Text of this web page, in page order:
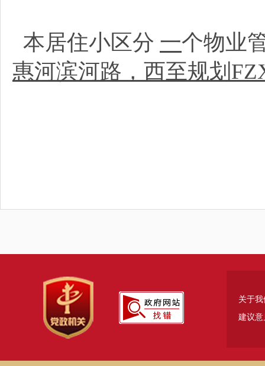
本居住小区分 一个物业
惠河滨河路，西至规划
关于我
建议意